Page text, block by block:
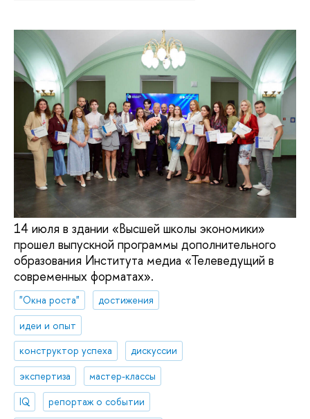
14 июля в здании «Высшей школы экономики»
прошел выпускной программы дополнительного
образования Института медиа «Телеведущий в
современных форматах».
"Окна роста"
достижения
идеи и опыт
конструктор успеха
дискуссии
экспертиза
мастер-классы
IQ
репортаж о событии